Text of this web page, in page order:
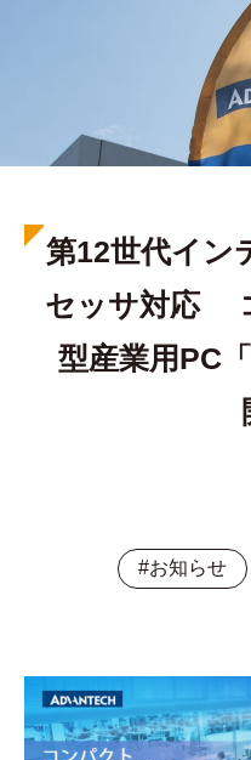
第12世代イ
セッサ対応
型産業用PC
#お知らせ